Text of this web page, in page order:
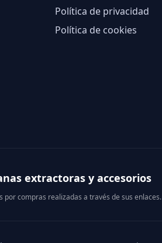
Política de privacidad
Política de cookies
extractoras y accesorios
compras realizadas a través de sus enlaces.